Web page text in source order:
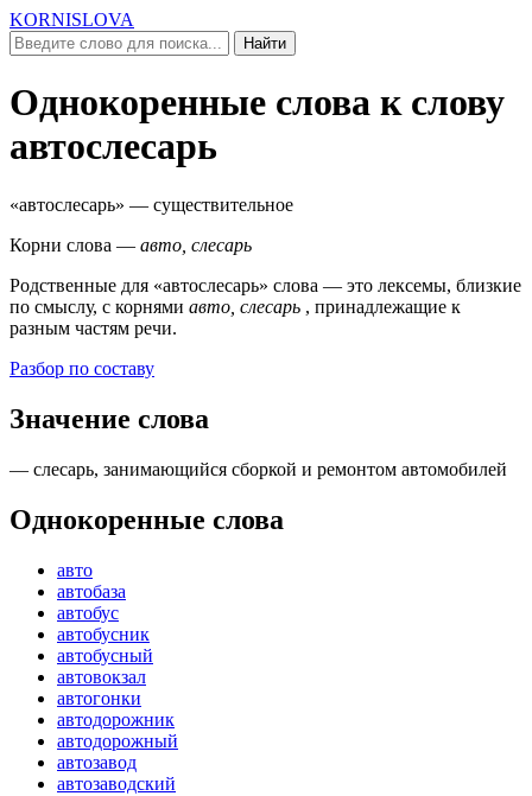
KORNISLOVA
Найти
Однокоренные слова к слову
автослесарь
«автослесарь» — существительное
Корни слова — авто, слесарь
Родственные для «автослесарь» слова — это лексемы, близкие
по смыслу, c корнями авто, слесарь , принадлежащие к
разным частям речи.
Разбор по составу
Значение слова
— слесарь, занимающийся сборкой и ремонтом автомобилей
Однокоренные слова
авто
автобаза
автобус
автобусник
автобусный
автовокзал
автогонки
автодорожник
автодорожный
автозавод
автозаводский